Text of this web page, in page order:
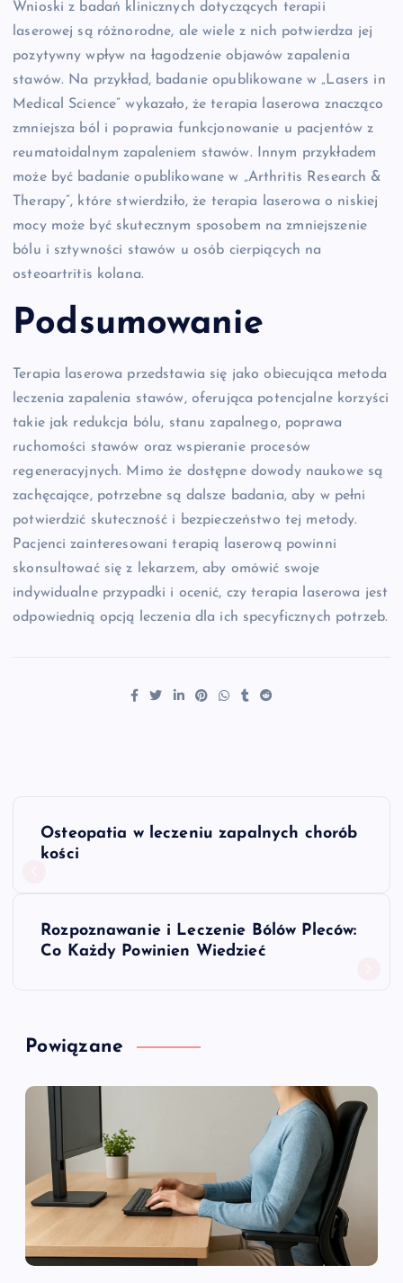
Wnioski z badań klinicznych dotyczących terapii
laserowej są różnorodne, ale wiele z nich potwierdza jej
pozytywny wpływ na łagodzenie objawów zapalenia
stawów. Na przykład, badanie opublikowane w „Lasers in
Medical Science” wykazało, że terapia laserowa znacząco
zmniejsza ból i poprawia funkcjonowanie u pacjentów z
reumatoidalnym zapaleniem stawów. Innym przykładem
może być badanie opublikowane w „Arthritis Research &
Therapy”, które stwierdziło, że terapia laserowa o niskiej
mocy może być skutecznym sposobem na zmniejszenie
bólu i sztywności stawów u osób cierpiących na
osteoartritis kolana.
Podsumowanie
Terapia laserowa przedstawia się jako obiecująca metoda
leczenia zapalenia stawów, oferująca potencjalne korzyści
takie jak redukcja bólu, stanu zapalnego, poprawa
ruchomości stawów oraz wspieranie procesów
regeneracyjnych. Mimo że dostępne dowody naukowe są
zachęcające, potrzebne są dalsze badania, aby w pełni
potwierdzić skuteczność i bezpieczeństwo tej metody.
Pacjenci zainteresowani terapią laserową powinni
skonsultować się z lekarzem, aby omówić swoje
indywidualne przypadki i ocenić, czy terapia laserowa jest
odpowiednią opcją leczenia dla ich specyficznych potrzeb.
N
a
c
w
p
Osteopatia w leczeniu zapalnych chorób
kości
Rozpoznawanie i Leczenie Bólów Pleców:
Co Każdy Powinien Wiedzieć
Powiązane